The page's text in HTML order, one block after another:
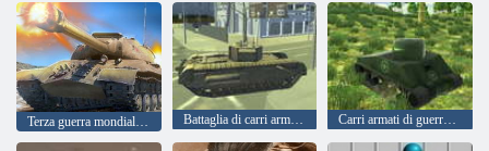
Battaglia di carri armati della terza guerra mondiale Carri armati di guerra 2022